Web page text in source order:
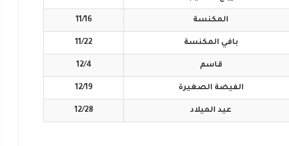
المكنسة 11/16
بافي المكنسة 11/22
قاسم 12/4
الفيضة الصغيرة 12/19
عيد الميلاد 12/28